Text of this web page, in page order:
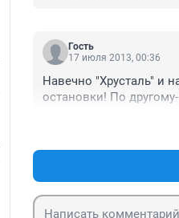
Гость
17 июля 2013, 00:36
Навечно "Хрусталь" и
остановки! По